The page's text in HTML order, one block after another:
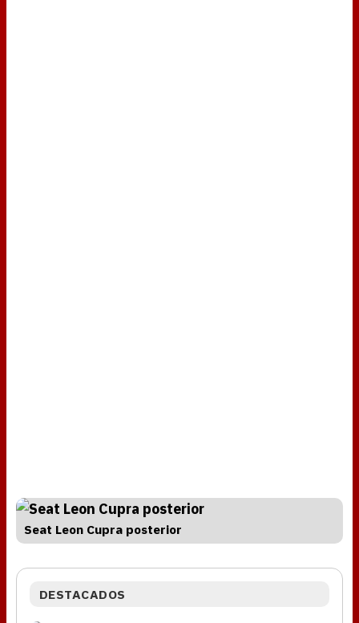
Seat Leon Cupra posterior
DESTACADOS